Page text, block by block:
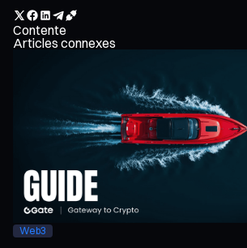
Contente
Articles connexes
Web3